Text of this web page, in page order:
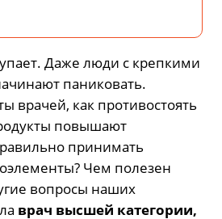
Даже люди с крепкими
паниковать.
врачей, как противостоять
повышают
принимать
Чем полезен
вопросы наших
врач высшей категории,